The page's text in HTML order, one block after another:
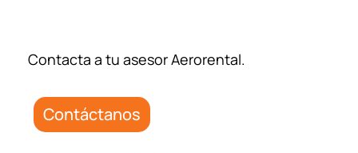
Contacta a tu asesor Aerorental.
Contáctanos